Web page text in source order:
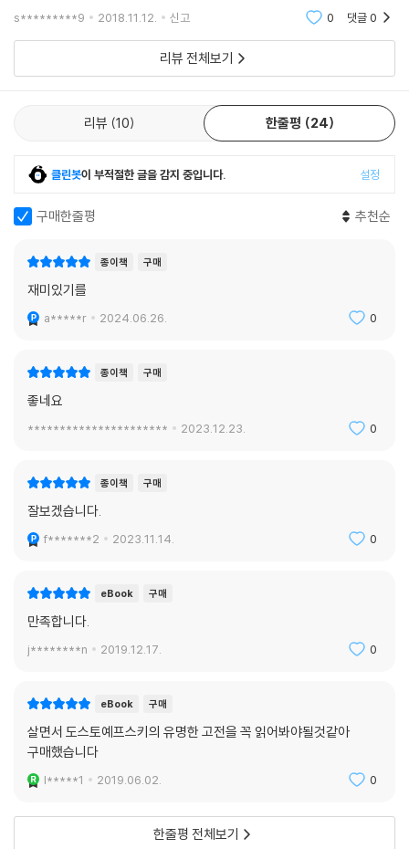
다면 쓰레기라고생각했을 표트르 빠블로브스키또한 한명의 불쌍한 인간
s*********9 2018.11.12. 신고 0 댓글0
리뷰 전체보기
리뷰 10 한줄평 24
클린봇이 부적절한 글을 감지 중입니다. 설정
구매한줄평 추천순
종이책 구매
재미있기를
a*****r 2024.06.26. 0
종이책 구매
좋네요
********************** 2023.12.23. 0
종이책 구매
잘보겠습니다.
f*******2 2023.11.14. 0
eBook 구매
만족합니다.
j********n 2019.12.17. 0
eBook 구매
살면서 도스토예프스키의 유명한 고전을 꼭 읽어봐야될것같아
구매했습니다
l*****1 2019.06.02. 0
한줄평 전체보기